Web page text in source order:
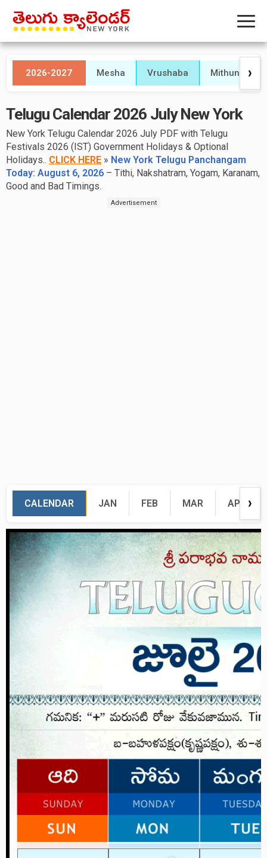
2026-2027 Mesha Vrushaba Mithuna ❯
Telugu Calendar 2026 July New York
New York Telugu Calendar 2026 July PDF with Telugu
Festivals 2026 (IST) Government Holidays & Optional
Holidays.. CLICK HERE » New York Telugu Panchangam
Today: August 6, 2026 – Tithi, Nakshatram, Yogam, Karanam,
Good and Bad Timings.
Advertisement
CALENDAR JAN FEB MAR APR ❯